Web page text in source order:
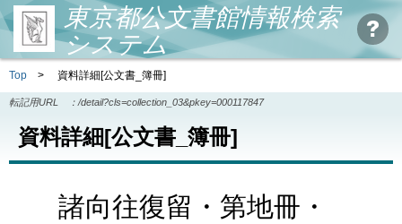
東京都公文書館情報検索
システム
Top > 資料詳細[公文書_簿冊]
転記用URL ： /detail?cls=collection_03&pkey=000117847
資料詳細[公文書_簿冊]
諸向往復留・第地冊・